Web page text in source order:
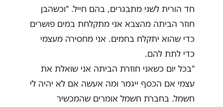
חד הורית לשני מתבגרים, בהם חייל. "וכשהבן
חוזר הביתה מהצבא אני מתקלחת במים פושרים
כדי שהוא יתקלח בחמים. אני מחסירה מעצמי
כדי לתת להם.
"בכל יום כשאני חוזרת הביתה אני שואלת את
עצמי אם הכסף ייגמר ומה אעשה אם לא יהיה לי
חשמל. בחברת חשמל אומרים שהמכשיר